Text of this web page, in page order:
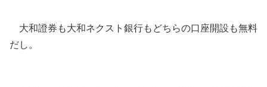
大和證券も大和ネクスト銀行もどちらの口座開設も無料
だし。